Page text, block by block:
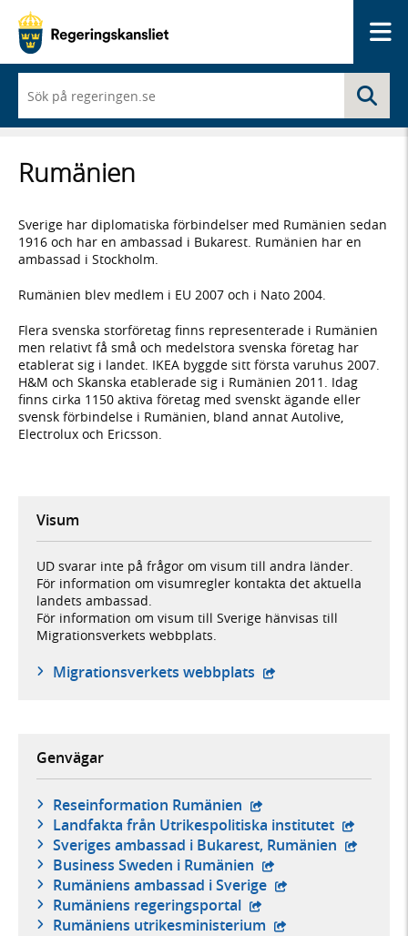
du
börjar
skriva
framträder
en
med
sökförslag
Rumänien
Sverige har diplomatiska förbindelser med Rumänien sedan
1916 och har en ambassad i Bukarest. Rumänien har en
ambassad i Stockholm.
Rumänien blev medlem i EU 2007 och i Nato 2004.
Flera svenska storföretag finns representerade i Rumänien
men relativt få små och medelstora svenska företag har
etablerat sig i landet. IKEA byggde sitt första varuhus 2007.
H&M och Skanska etablerade sig i Rumänien 2011. Idag
finns cirka 1150 aktiva företag med svenskt ägande eller
svensk förbindelse i Rumänien, bland annat Autolive,
Electrolux och Ericsson.
Visum
UD svarar inte på frågor om visum till andra länder.
För information om visumregler kontakta det aktuella
landets ambassad.
För information om visum till Sverige hänvisas till
Migrationsverkets webbplats.
Migrationsverkets webbplats - öppnas i ny flik,
Genvägar
Reseinformation Rumänien - extern webbplats,
Landfakta från Utrikespolitiska institutet - extern
Sveriges ambassad i Bukarest, Rumänien - extern
Business Sweden i Rumänien - extern webbplats,
Rumäniens ambassad i Sverige - extern webbplats,
Rumäniens regeringsportal - extern webbplats,
Rumäniens utrikesministerium - extern webbplats,